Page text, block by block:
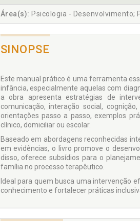
Área(s): Psicologia - Desenvolvimento;
SINOPSE
Este manual prático é uma ferramenta
infância, especialmente aquelas com
a obra apresenta estratégias de
comunicação, interação social,
orientações passo a passo, exemplos
clínico, domiciliar ou escolar.
Baseado em abordagens reconhecidas
em evidências, o livro promove o
disso, oferece subsídios para o
família no processo terapêutico.
Ideal para quem busca uma intervenção
conhecimento e fortalecer práticas